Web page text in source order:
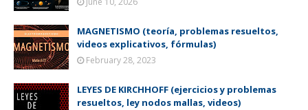
MAGNETISMO (teoría, problemas resueltos,
videos explicativos, fórmulas)
February 28, 2023
LEYES DE KIRCHHOFF (ejercicios y problemas
resueltos, ley nodos mallas, videos)